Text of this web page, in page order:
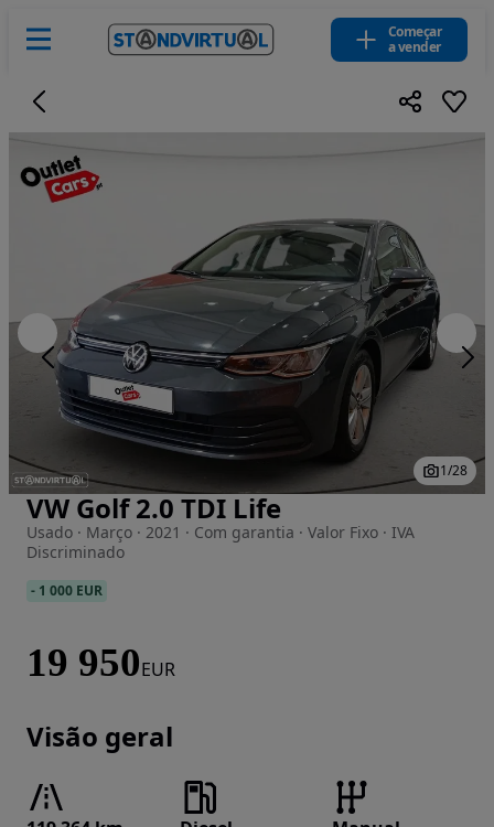
Começar
a vender
Imagem 1 de 28
1/28
VW Golf 2.0 TDI Life
Usado · Março · 2021 · Com garantia · Valor Fixo · IVA
Discriminado
- 1 000 EUR
19 950EUR
Visão geral